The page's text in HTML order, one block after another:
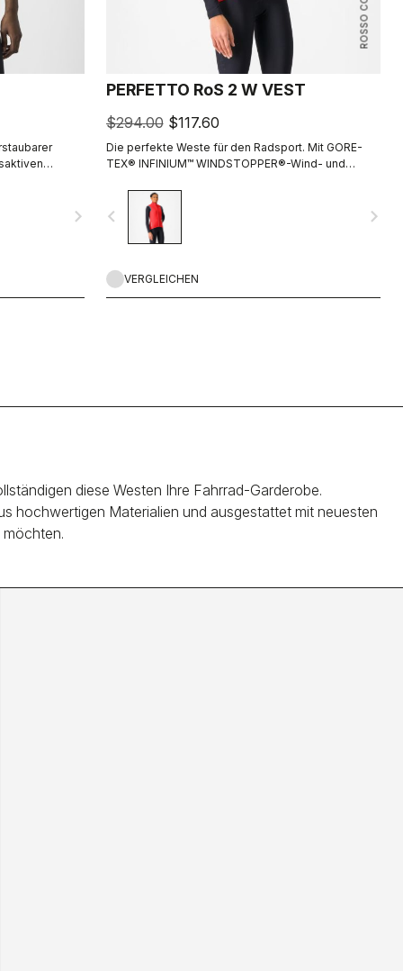
ohne dass
navigate_next
PERFETTO RoS 2 W VEST
$294.00 $117.60
Die perfekte Weste für den Radsport. Mit GORE-
TEX® INFINIUM™ WINDSTOPPER®-Wind- und
Technologie atmungsaktiven, wasserabweisenden
Rückenteil und Stretch-Passform. Wenn sie nicht
benötigt wird, passt sie in eine halbe Trikottasche.
All dies macht sie zu einem Kernstück Ihrer
navigate_before navigate_next
VERGLEICHEN
diese Westen Ihre Fahrrad-Garderobe.
hochwertigen Materialien und ausgestattet mit neuesten
möchten.